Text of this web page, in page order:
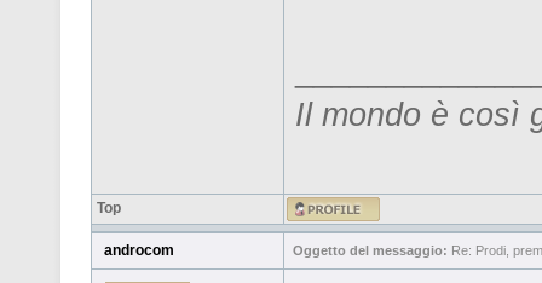
Il mondo è così
Top
androcom Oggetto del messaggio: Re: Prodi,